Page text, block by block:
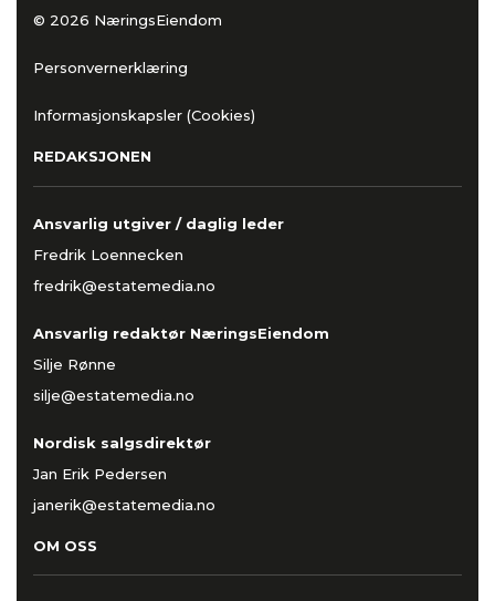
© 2026 NæringsEiendom
Personvernerklæring
Informasjonskapsler (Cookies)
REDAKSJONEN
Ansvarlig utgiver / daglig leder
Fredrik Loennecken
fredrik@estatemedia.no
Ansvarlig redaktør NæringsEiendom
Silje Rønne
silje@estatemedia.no
Nordisk salgsdirektør
Jan Erik Pedersen
janerik@estatemedia.no
OM OSS